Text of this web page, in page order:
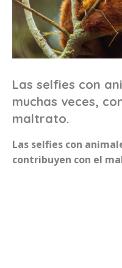
Las selfies con
muchas veces,
maltrato.
Las selfies con
contribuyen con el